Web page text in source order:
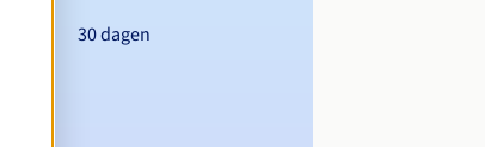
30 dagen